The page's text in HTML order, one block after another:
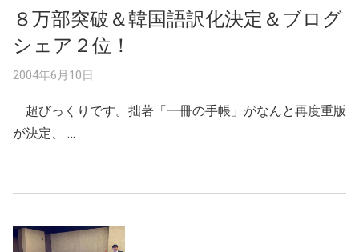
８万部突破＆韓国語訳化決定＆ブログ
シェア２位！
2004年6月10日
超びっくりです。拙著「一冊の手帳」がなんと再度重版
が決定、 …